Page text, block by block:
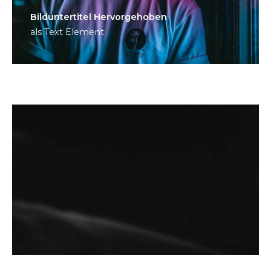
Bild­unter­titel Hervorgehoben
als Text Element